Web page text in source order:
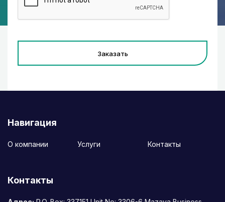
Заказать
Навигация
О компании Услуги Контакты
Контакты